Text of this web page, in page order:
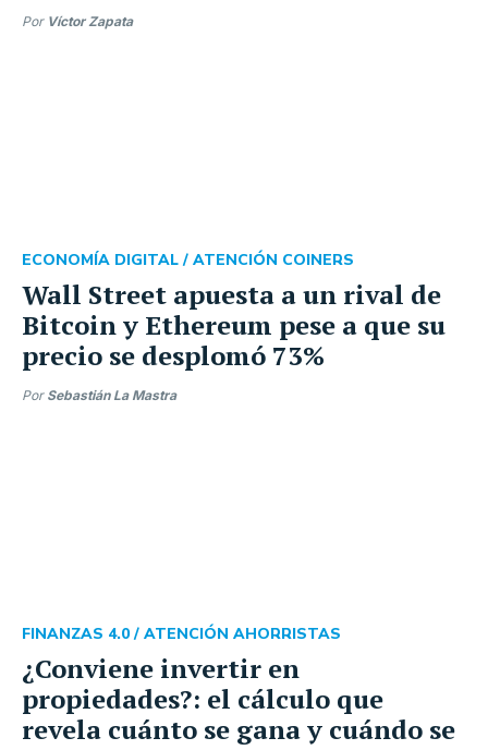
Por Víctor Zapata
Wall Street apuesta a un rival de
Bitcoin y Ethereum pese a que su
precio se desplomó 73%
ECONOMÍA DIGITAL / ATENCIÓN COINERS
Por Sebastián La Mastra
¿Conviene invertir en
propiedades?: el cálculo que
revela cuánto se gana y cuándo se
FINANZAS 4.0 / ATENCIÓN AHORRISTAS